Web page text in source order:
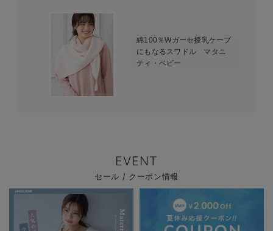
綿100％Wガーセ授乳ケープ
にもなるスワドル マタニ
ティ・ベビー
EVENT
セール / クーポン情報